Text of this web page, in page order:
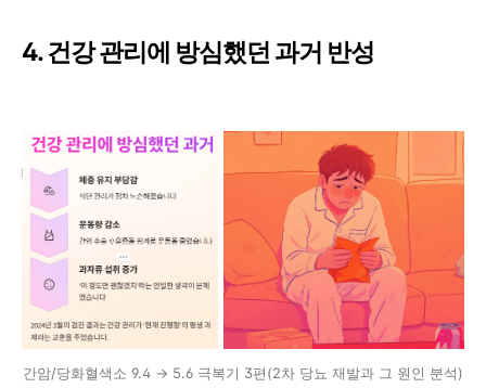
4. 건강 관리에 방심했던 과거 반성
간암/당화혈색소 9.4 → 5.6 극복기 3편(2차 당뇨 재발과 그 원인 분석)